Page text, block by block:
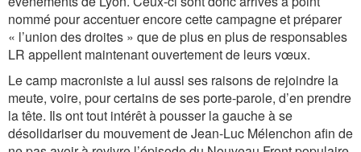
nommé pour accentuer encore cette campagne et préparer
« l’union des droites » que de plus en plus de responsables
LR appellent maintenant ouvertement de leurs vœux.
Le camp macroniste a lui aussi ses raisons de rejoindre la
meute, voire, pour certains de ses porte-parole, d’en prendre
la tête. Ils ont tout intérêt à pousser la gauche à se
désolidariser du mouvement de Jean-Luc Mélenchon afin de